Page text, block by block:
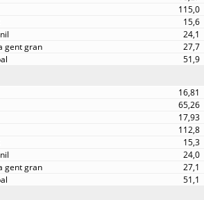
115,0
15,6
24,1
27,7
51,9
16,81
65,26
17,93
112,8
15,3
24,0
27,1
51,1